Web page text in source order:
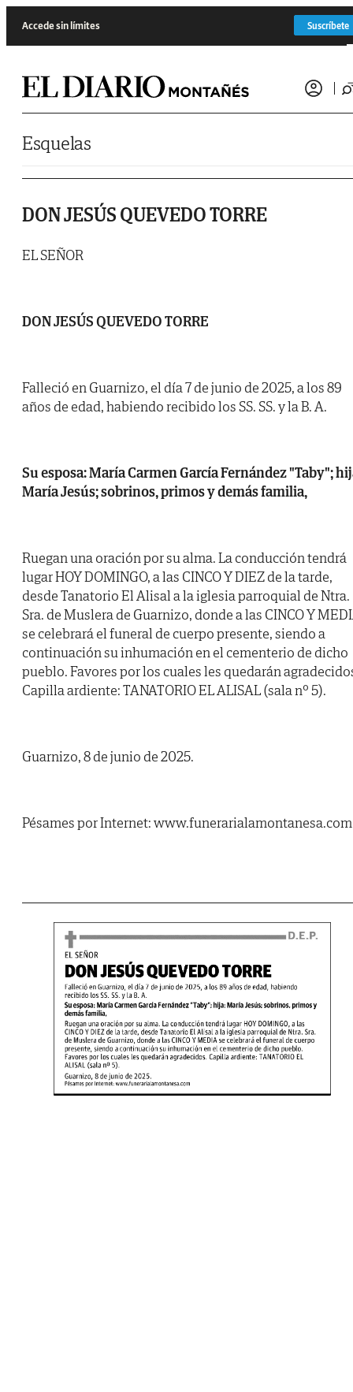
Accede sin límites Suscríbete
Esquelas
DON JESÚS QUEVEDO TORRE
EL SEÑOR
DON JESÚS QUEVEDO TORRE
Falleció en Guarnizo, el día 7 de junio de 2025, a los 89
años de edad, habiendo recibido los SS. SS. y la B. A.
Su esposa: María Carmen García Fernández "Taby";
María Jesús; sobrinos, primos y demás familia,
Ruegan una oración por su alma. La conducción tendrá
lugar HOY DOMINGO, a las CINCO Y DIEZ de la tarde,
desde Tanatorio El Alisal a la iglesia parroquial de Ntra.
Sra. de Muslera de Guarnizo, donde a las CINCO Y
se celebrará el funeral de cuerpo presente, siendo a
continuación su inhumación en el cementerio de dicho
pueblo. Favores por los cuales les quedarán
Capilla ardiente: TANATORIO EL ALISAL (sala nº 5).
Guarnizo, 8 de junio de 2025.
Pésames por Internet: www.funerarialamontanesa.com